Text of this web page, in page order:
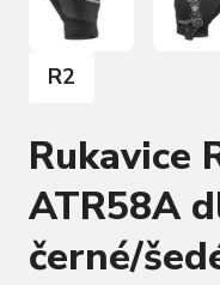
R2
Rukavice
ATR58A
černé/